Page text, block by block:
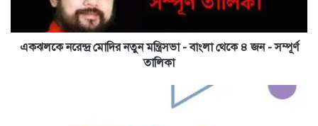
৪
জনএকঝলকে নরেন্দ্র মোদির নতুন মন্ত্রিসভা - বাংলা থেকে ৪ জন - সম্পূর্ণ
তালিকা